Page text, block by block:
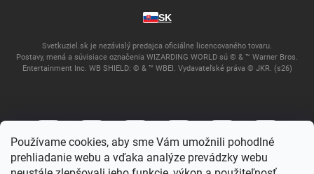
Používame cookies, aby sme Vám umožnili pohodlné
prehliadanie webu a vďaka analýze prevádzky webu
SK
Svetkuziel.sk je nezávislý predajca oficiálne licencovaného tovaru.
Postavy, mená a súvisiace označenia WIZARDING WORLD sú © & ™ Warner Bros.
Entertainment Inc. WB SHIELD: © & ™ WBEI. Vydavateľské práva © JKR. (s26)